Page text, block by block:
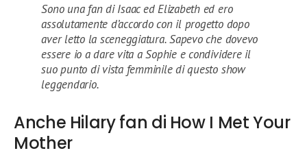
Sono una fan di Isaac ed Elizabeth ed ero
assolutamente d’accordo con il progetto dopo
aver letto la sceneggiatura. Sapevo che dovevo
essere io a dare vita a Sophie e condividere il
suo punto di vista femminile di questo show
leggendario.
Anche Hilary fan di How I Met Your
Mother